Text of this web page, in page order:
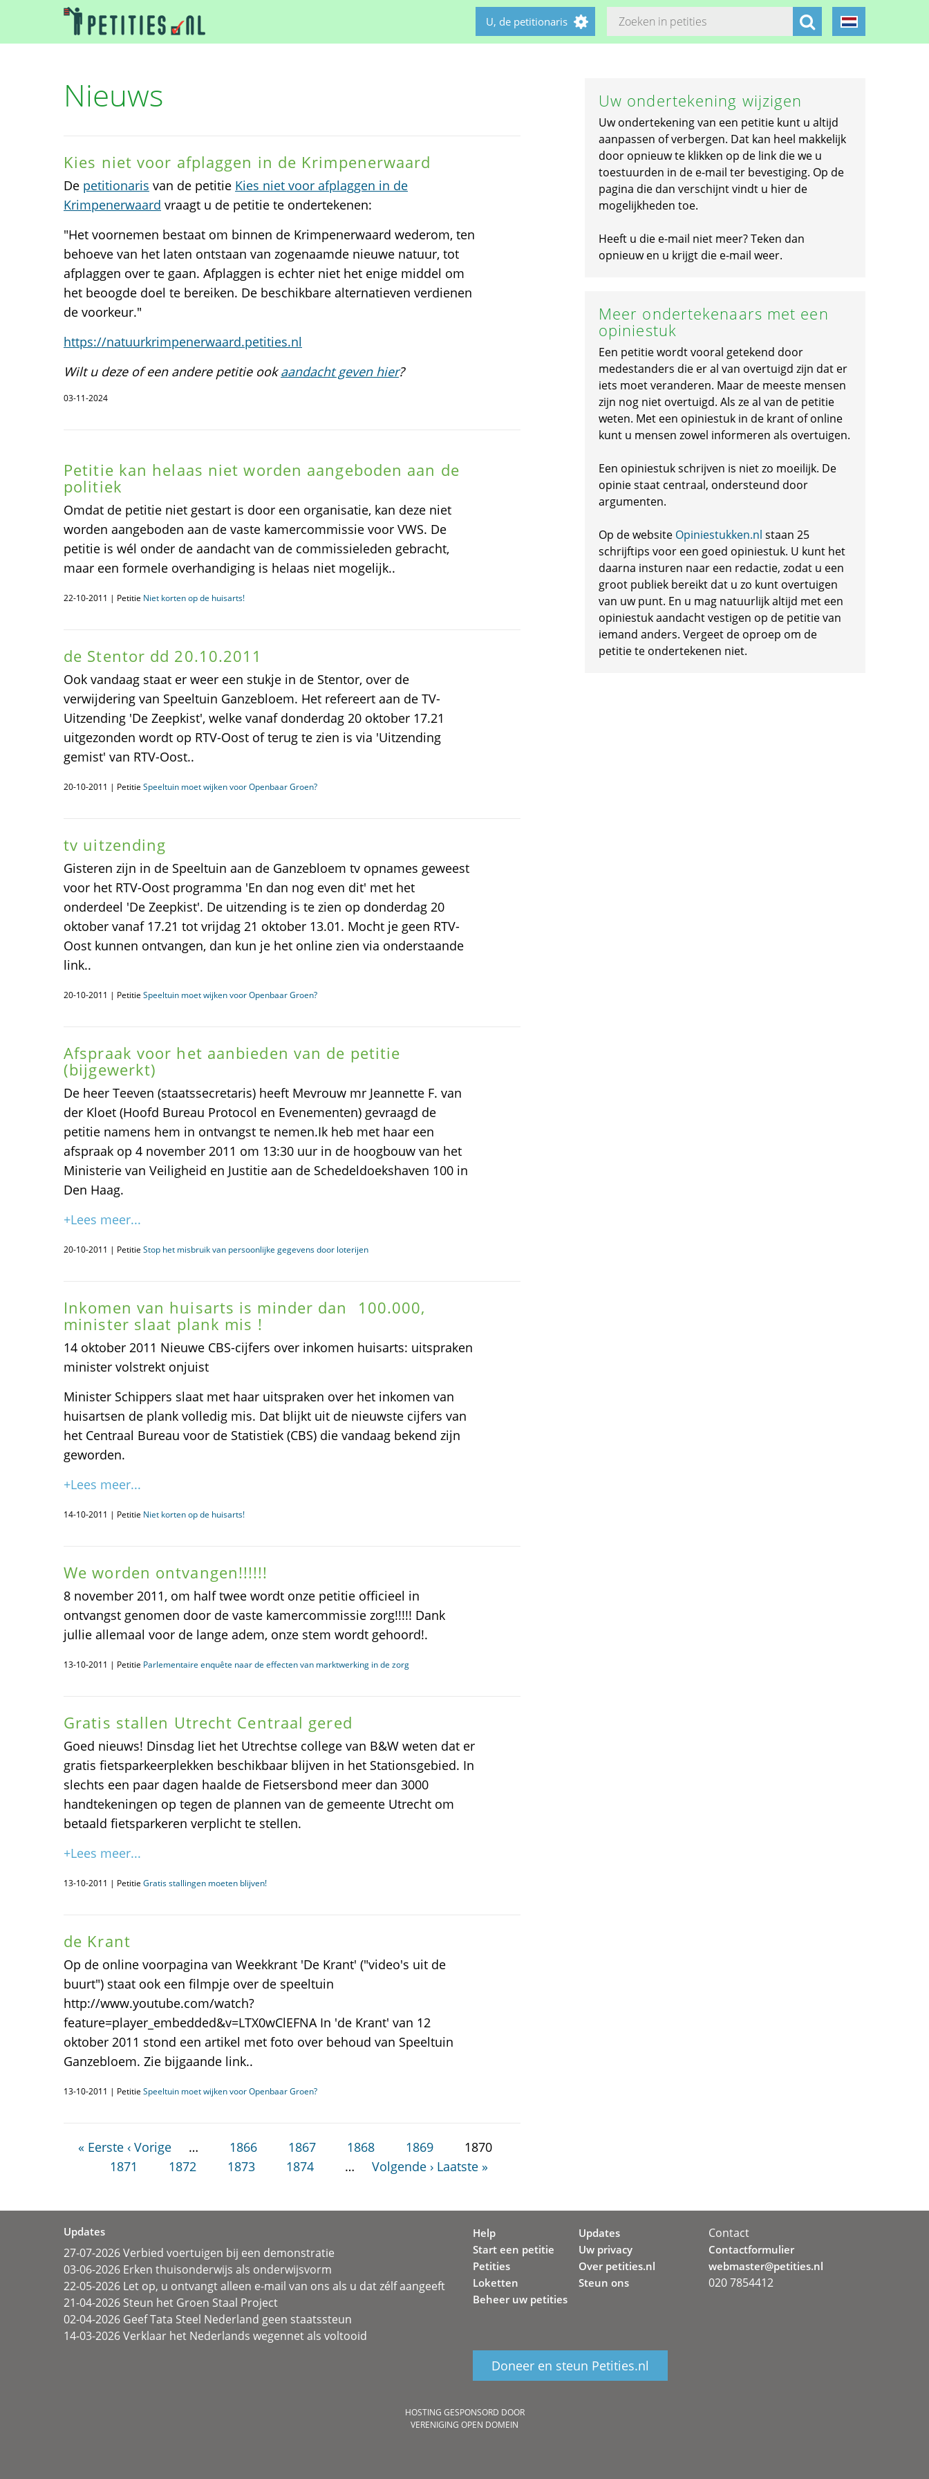
U, de petitionaris
Nieuws
Kies niet voor afplaggen in de Krimpenerwaard
De petitionaris van de petitie Kies niet voor afplaggen in de
Krimpenerwaard vraagt u de petitie te ondertekenen:
"Het voornemen bestaat om binnen de Krimpenerwaard wederom, ten
behoeve van het laten ontstaan van zogenaamde nieuwe natuur, tot
afplaggen over te gaan. Afplaggen is echter niet het enige middel om
het beoogde doel te bereiken. De beschikbare alternatieven verdienen
de voorkeur."
https://natuurkrimpenerwaard.petities.nl
Wilt u deze of een andere petitie ookaandacht geven hier?
03-11-2024
Petitie kan helaas niet worden aangeboden aan de
politiek
Omdat de petitie niet gestart is door een organisatie, kan deze niet
worden aangeboden aan de vaste kamercommissie voor VWS. De
petitie is wél onder de aandacht van de commissieleden gebracht,
maar een formele overhandiging is helaas niet mogelijk..
22-10-2011 | Petitie Niet korten op de huisarts!
de Stentor dd 20.10.2011
Ook vandaag staat er weer een stukje in de Stentor, over de
verwijdering van Speeltuin Ganzebloem. Het refereert aan de TV-
Uitzending 'De Zeepkist', welke vanaf donderdag 20 oktober 17.21
uitgezonden wordt op RTV-Oost of terug te zien is via 'Uitzending
gemist' van RTV-Oost..
20-10-2011 | Petitie Speeltuin moet wijken voor Openbaar Groen?
tv uitzending
Gisteren zijn in de Speeltuin aan de Ganzebloem tv opnames geweest
voor het RTV-Oost programma 'En dan nog even dit' met het
onderdeel 'De Zeepkist'. De uitzending is te zien op donderdag 20
oktober vanaf 17.21 tot vrijdag 21 oktober 13.01. Mocht je geen RTV-
Oost kunnen ontvangen, dan kun je het online zien via onderstaande
link..
20-10-2011 | Petitie Speeltuin moet wijken voor Openbaar Groen?
Afspraak voor het aanbieden van de petitie
(bijgewerkt)
De heer Teeven (staatssecretaris) heeft Mevrouw mr Jeannette F. van
der Kloet (Hoofd Bureau Protocol en Evenementen) gevraagd de
petitie namens hem in ontvangst te nemen.Ik heb met haar een
afspraak op 4 november 2011 om 13:30 uur in de hoogbouw van het
Ministerie van Veiligheid en Justitie aan de Schedeldoekshaven 100 in
Den Haag.
+Lees meer...
20-10-2011 | Petitie Stop het misbruik van persoonlijke gegevens door loterijen
Inkomen van huisarts is minder dan  100.000,
minister slaat plank mis !
14 oktober 2011 Nieuwe CBS-cijfers over inkomen huisarts: uitspraken
minister volstrekt onjuist
Minister Schippers slaat met haar uitspraken over het inkomen van
huisartsen de plank volledig mis. Dat blijkt uit de nieuwste cijfers van
het Centraal Bureau voor de Statistiek (CBS) die vandaag bekend zijn
geworden.
+Lees meer...
14-10-2011 | Petitie Niet korten op de huisarts!
We worden ontvangen!!!!!!
8 november 2011, om half twee wordt onze petitie officieel in
ontvangst genomen door de vaste kamercommissie zorg!!!!! Dank
jullie allemaal voor de lange adem, onze stem wordt gehoord!.
13-10-2011 | Petitie Parlementaire enquête naar de effecten van marktwerking in de zorg
Gratis stallen Utrecht Centraal gered
Goed nieuws! Dinsdag liet het Utrechtse college van B&W weten dat er
gratis fietsparkeerplekken beschikbaar blijven in het Stationsgebied. In
slechts een paar dagen haalde de Fietsersbond meer dan 3000
handtekeningen op tegen de plannen van de gemeente Utrecht om
betaald fietsparkeren verplicht te stellen.
+Lees meer...
13-10-2011 | Petitie Gratis stallingen moeten blijven!
de Krant
Op de online voorpagina van Weekkrant 'De Krant' ("video's uit de
buurt") staat ook een filmpje over de speeltuin
http://www.youtube.com/watch?
feature=player_embedded&v=LTX0wClEFNA In 'de Krant' van 12
oktober 2011 stond een artikel met foto over behoud van Speeltuin
Ganzebloem. Zie bijgaande link..
13-10-2011 | Petitie Speeltuin moet wijken voor Openbaar Groen?
« Eerste ‹ Vorige … 1866 1867 1868 1869
1870
1871
1872 1873 1874 … Volgende › Laatste »
Uw ondertekening wijzigen
Uw ondertekening van een petitie kunt u altijd
aanpassen of verbergen. Dat kan heel makkelijk
door opnieuw te klikken op de link die we u
toestuurden in de e-mail ter bevestiging. Op de
pagina die dan verschijnt vindt u hier de
mogelijkheden toe.
Heeft u die e-mail niet meer? Teken dan
opnieuw en u krijgt die e-mail weer.
Meer ondertekenaars met een
opiniestuk
Een petitie wordt vooral getekend door
medestanders die er al van overtuigd zijn dat er
iets moet veranderen. Maar de meeste mensen
zijn nog niet overtuigd. Als ze al van de petitie
weten. Met een opiniestuk in de krant of online
kunt u mensen zowel informeren als overtuigen.
Een opiniestuk schrijven is niet zo moeilijk. De
opinie staat centraal, ondersteund door
argumenten.
Op de website Opiniestukken.nl staan 25
schrijftips voor een goed opiniestuk. U kunt het
daarna insturen naar een redactie, zodat u een
groot publiek bereikt dat u zo kunt overtuigen
van uw punt. En u mag natuurlijk altijd met een
opiniestuk aandacht vestigen op de petitie van
iemand anders. Vergeet de oproep om de
petitie te ondertekenen niet.
Updates
27-07-2026 Verbied voertuigen bij een demonstratie
03-06-2026 Erken thuisonderwijs als onderwijsvorm
22-05-2026 Let op, u ontvangt alleen e-mail van ons als u dat zélf aangeeft
21-04-2026 Steun het Groen Staal Project
02-04-2026 Geef Tata Steel Nederland geen staatssteun
14-03-2026 Verklaar het Nederlands wegennet als voltooid
Help
Start een petitie
Petities
Loketten
Beheer uw petities
Updates
Uw privacy
Over petities.nl
Steun ons
Doneer en steun Petities.nl
Contact
Contactformulier
webmaster@petities.nl
020 7854412
HOSTING GESPONSORD DOOR
VERENIGING OPEN DOMEIN